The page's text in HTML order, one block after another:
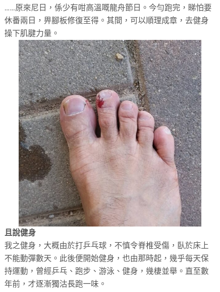
……原來尼日，係少有咁高溫嘅龍舟節日。今勻跑完，睇怕要
休番兩日，畀腳板修復至得。其間，可以順理成章，去健身
操下肌腱力量。
且說健身
我之健身，大概由於打乒乓球，不慎令脊椎受傷，臥於床上
不能動彈數天。此後便開始健身，也由那時起，幾乎每天保
持運動，曾經乒乓、跑步、游泳、健身，幾棲並舉。直至數
年前，才逐漸獨沽長跑一味。